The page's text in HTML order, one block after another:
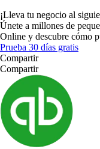
¡Lleva tu negocio al
Únete a millones de
Online y descubre cómo
Prueba 30 días gratis
Compartir
Compartir